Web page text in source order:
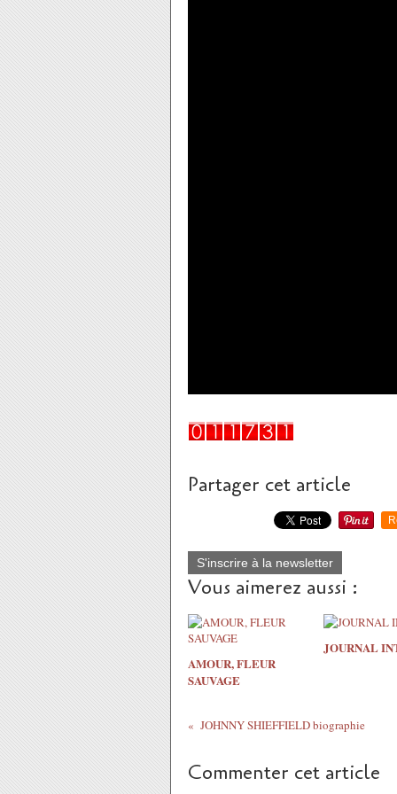
Partager cet article
S'inscrire à la newsletter
Vous aimerez aussi :
AMOUR, FLEUR
SAUVAGE
JOURNAL
JOHNNY SHIEFFIELD biographie
Commenter cet article